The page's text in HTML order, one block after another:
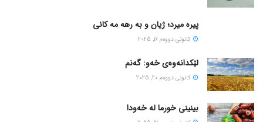
پیره میرد؛ ژیان و به رهه مه کانی
كانونی دووه‌م 16, 2025
لێکدانەوەی خەو: گەنم
كانونی دووه‌م 20, 2025
بینینی خورما لە خەودا